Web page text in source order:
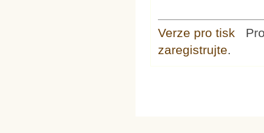
Verze pro tisk
zaregistrujte.